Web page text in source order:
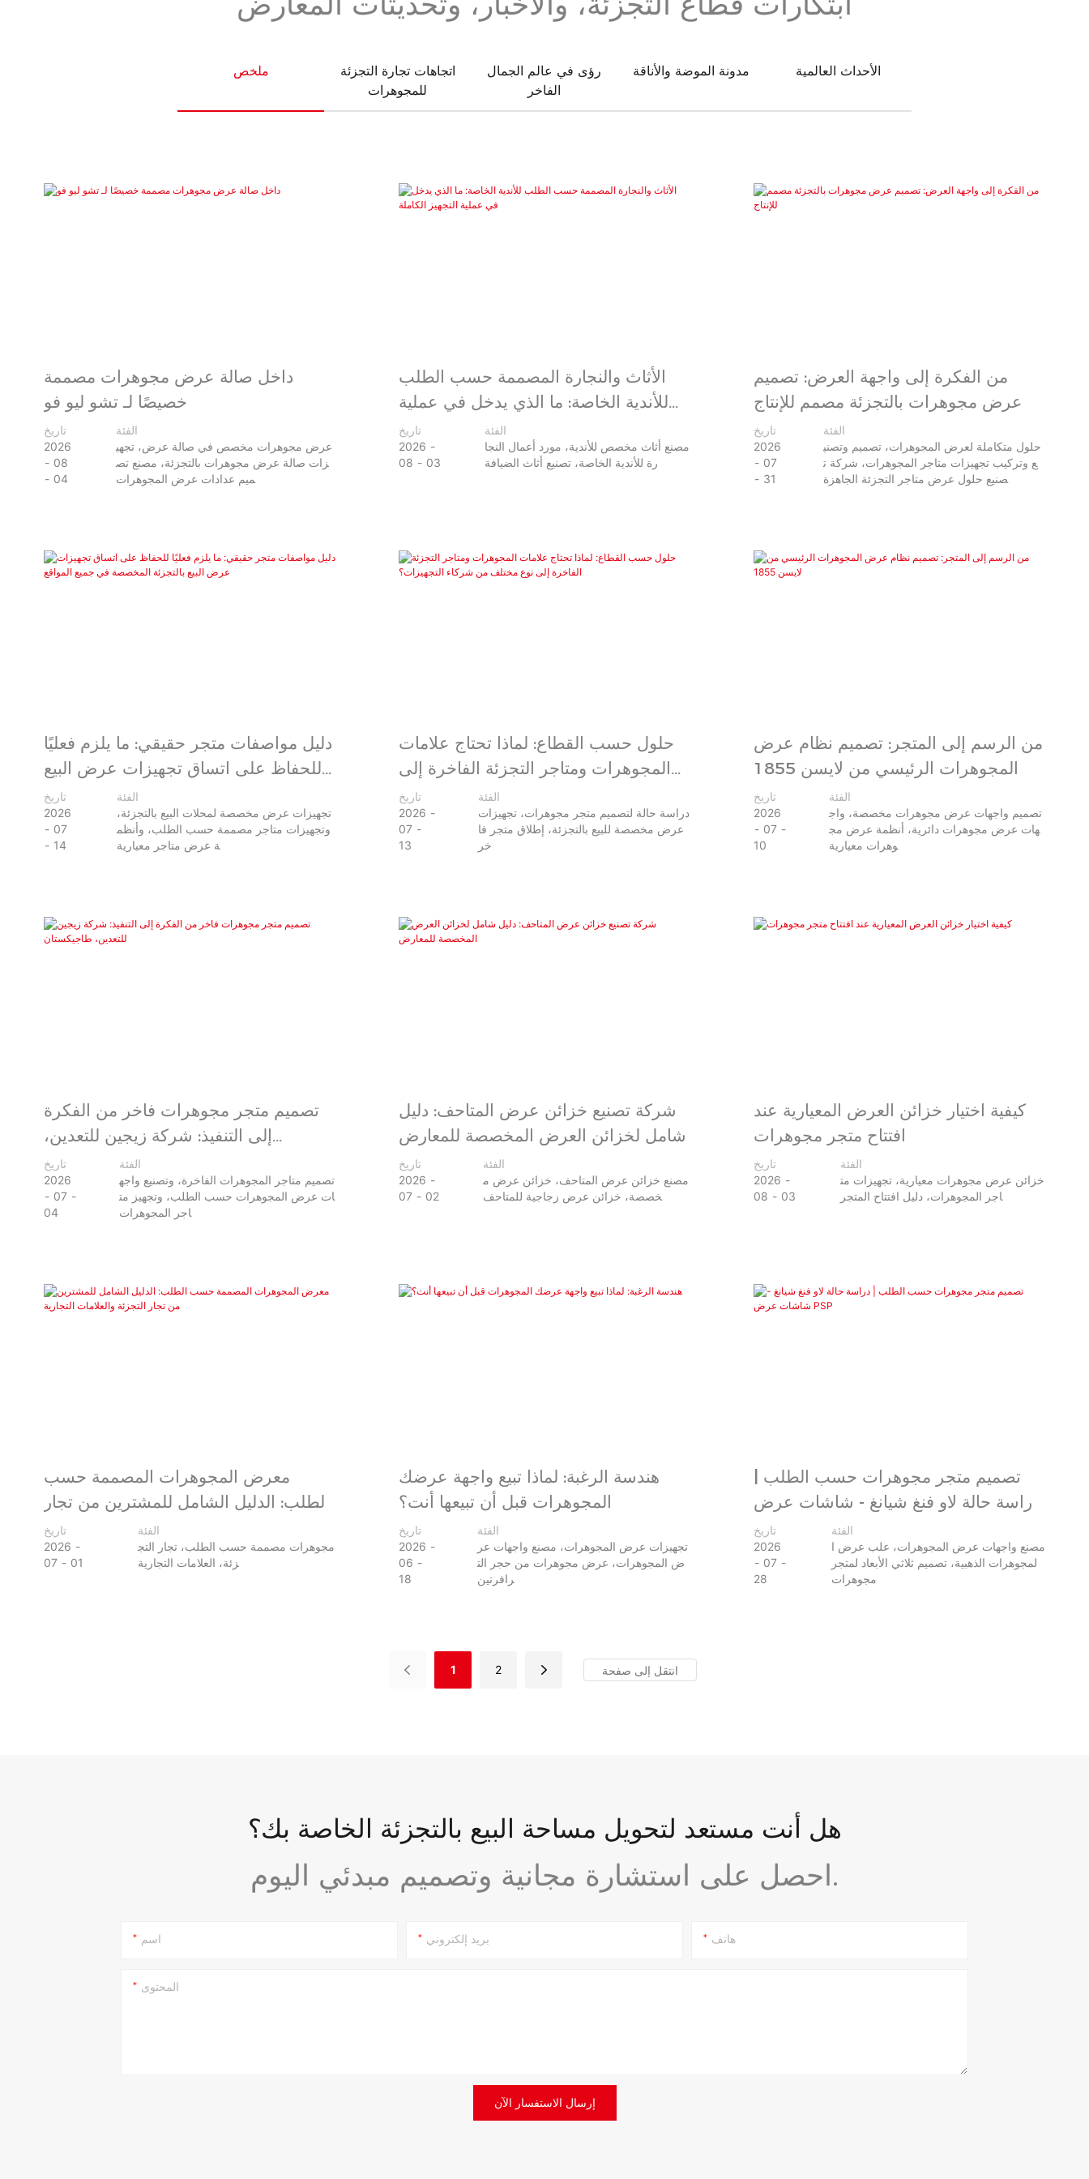
ملخص
اتجاهات تجارة التجزئة
للمجوهرات
رؤى في عالم الجمال
الفاخر
مدونة الموضة والأناقة الأحداث العالمية
داخل صالة عرض مجوهرات مصممة
خصيصًا لـ تشو ليو فو
تاريخ
2026
08
04
الفئة
عرض مجوهرات مخصص في صالة عرض، تجهي
زات صالة عرض مجوهرات بالتجزئة، مصنع تص
ميم عدادات عرض المجوهرات
الأثاث والنجارة المصممة حسب الطلب
للأندية الخاصة: ما الذي يدخل في عملية
التجهيز الكاملة
تاريخ
2026
08
03
الفئة
مصنع أثاث مخصص للأندية، مورد أعمال النجا
رة للأندية الخاصة، تصنيع أثاث الضيافة
من الفكرة إلى واجهة العرض: تصميم
عرض مجوهرات بالتجزئة مصمم للإنتاج
تاريخ
2026
07
31
الفئة
حلول متكاملة لعرض المجوهرات، تصميم وتصني
ع وتركيب تجهيزات متاجر المجوهرات، شركة ت
صنيع حلول عرض متاجر التجزئة الجاهزة
دليل مواصفات متجر حقيقي: ما يلزم فعليًا
للحفاظ على اتساق تجهيزات عرض البيع
بالتجزئة المخصصة في جميع المواقع
تاريخ
2026
07
14
الفئة
تجهيزات عرض مخصصة لمحلات البيع بالتجزئة،
وتجهيزات متاجر مصممة حسب الطلب، وأنظم
ة عرض متاجر معيارية
حلول حسب القطاع: لماذا تحتاج علامات
المجوهرات ومتاجر التجزئة الفاخرة إلى
نوع مختلف من شركاء التجهيزات؟
تاريخ
2026
07
13
الفئة
دراسة حالة لتصميم متجر مجوهرات، تجهيزات
عرض مخصصة للبيع بالتجزئة، إطلاق متجر فا
خر
من الرسم إلى المتجر: تصميم نظام عرض
المجوهرات الرئيسي من لايسن 1855
تاريخ
2026
07
10
الفئة
تصميم واجهات عرض مجوهرات مخصصة، واج
هات عرض مجوهرات دائرية، أنظمة عرض مج
وهرات معيارية
تصميم متجر مجوهرات فاخر من الفكرة
إلى التنفيذ: شركة زيجين للتعدين،
طاجيكستان
تاريخ
2026
07
04
الفئة
تصميم متاجر المجوهرات الفاخرة، وتصنيع واجه
ات عرض المجوهرات حسب الطلب، وتجهيز مت
اجر المجوهرات
شركة تصنيع خزائن عرض المتاحف: دليل
شامل لخزائن العرض المخصصة للمعارض
تاريخ
2026
07
02
الفئة
مصنع خزائن عرض المتاحف، خزائن عرض م
خصصة، خزائن عرض زجاجية للمتاحف
كيفية اختيار خزائن العرض المعيارية عند
افتتاح متجر مجوهرات
تاريخ
2026
08
03
الفئة
خزائن عرض مجوهرات معيارية، تجهيزات مت
اجر المجوهرات، دليل افتتاح المتجر
معرض المجوهرات المصممة حسب
الطلب: الدليل الشامل للمشترين من تجار
التجزئة والعلامات التجارية
تاريخ
2026
07
01
الفئة
مجوهرات مصممة حسب الطلب، تجار التج
زئة، العلامات التجارية
هندسة الرغبة: لماذا تبيع واجهة عرضك
المجوهرات قبل أن تبيعها أنت؟
تاريخ
2026
06
18
الفئة
تجهيزات عرض المجوهرات، مصنع واجهات عر
ض المجوهرات، عرض مجوهرات من حجر الت
رافرتين
تصميم متجر مجوهرات حسب الطلب |
دراسة حالة لاو فنغ شيانغ - شاشات عرض
PSP
تاريخ
2026
07
28
الفئة
مصنع واجهات عرض المجوهرات، علب عرض ا
لمجوهرات الذهبية، تصميم ثلاثي الأبعاد لمتجر
مجوهرات
1 2
هل أنت مستعد لتحويل مساحة البيع بالتجزئة الخاصة بك؟
احصل على استشارة مجانية وتصميم مبدئي اليوم.
اسم بريد إلكتروني هاتف
المحتوى
إرسال الاستفسار الآن